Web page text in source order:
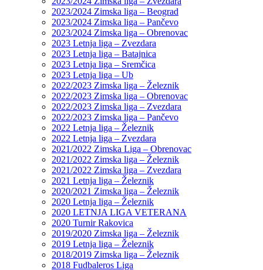
2023/2024 Zimska liga – Beograd
2023/2024 Zimska liga – Pančevo
2023/2024 Zimska liga – Obrenovac
2023 Letnja liga – Zvezdara
2023 Letnja liga – Batajnica
2023 Letnja liga – Sremčica
2023 Letnja liga – Ub
2022/2023 Zimska liga – Železnik
2022/2023 Zimska liga – Obrenovac
2022/2023 Zimska liga – Zvezdara
2022/2023 Zimska liga – Pančevo
2022 Letnja liga – Železnik
2022 Letnja liga – Zvezdara
2021/2022 Zimska Liga – Obrenovac
2021/2022 Zimska liga – Železnik
2021/2022 Zimska liga – Zvezdara
2021 Letnja liga – Železnik
2020/2021 Zimska liga – Železnik
2020 Letnja liga – Železnik
2020 LETNJA LIGA VETERANA
2020 Turnir Rakovica
2019/2020 Zimska liga – Železnik
2019 Letnja liga – Železnik
2018/2019 Zimska liga – Železnik
2018 Fudbaleros Liga